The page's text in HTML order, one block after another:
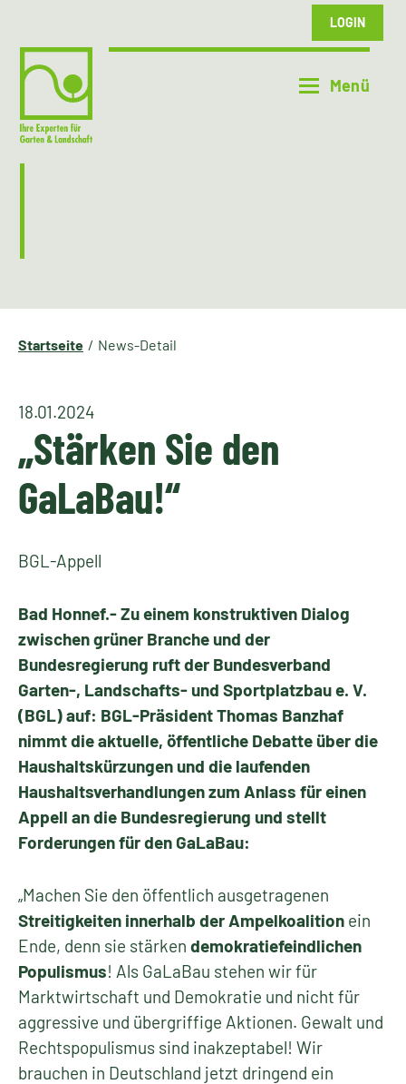
LOGIN
Startseite News-Detail
18.01.2024
„Stärken Sie den
GaLaBau!“
BGL-Appell
Bad Honnef.- Zu einem konstruktiven Dialog
zwischen grüner Branche und der
Bundesregierung ruft der Bundesverband
Garten-, Landschafts- und Sportplatzbau e. V.
(BGL) auf: BGL-Präsident Thomas Banzhaf
nimmt die aktuelle, öffentliche Debatte über die
Haushaltskürzungen und die laufenden
Haushaltsverhandlungen zum Anlass für einen
Appell an die Bundesregierung und stellt
Forderungen für den GaLaBau:
„Machen Sie den öffentlich ausgetragenen
Streitigkeiten innerhalb der Ampelkoalition ein
Ende, denn sie stärken demokratiefeindlichen
Populismus! Als GaLaBau stehen wir für
Marktwirtschaft und Demokratie und nicht für
aggressive und übergriffige Aktionen. Gewalt und
Rechtspopulismus sind inakzeptabel! Wir
brauchen in Deutschland jetzt dringend ein